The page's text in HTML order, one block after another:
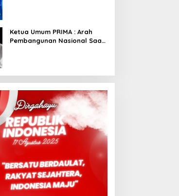
Ketua Umum PRIMA : Arah
Pembangunan Nasional Saat